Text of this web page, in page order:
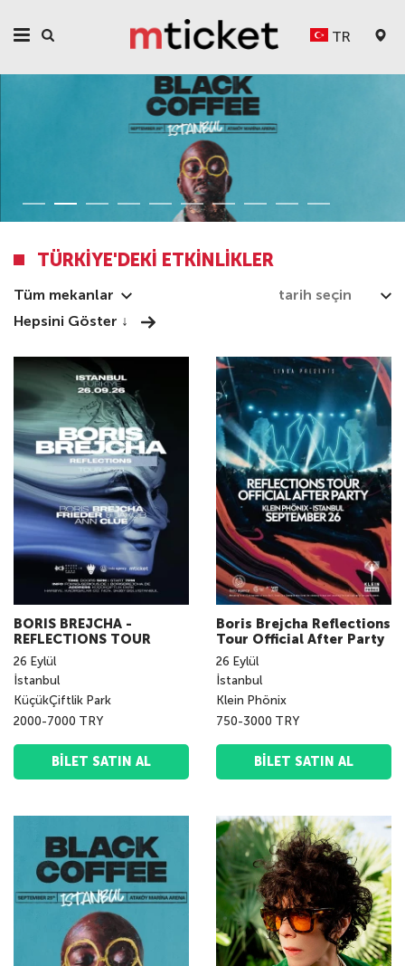
TR
TÜRKIYE'DEKI ETKINLIKLER
Tüm mekanlar
Hepsini Göster ↓
BORIS BREJCHA -
REFLECTIONS TOUR
26 Eylül
İstanbul
KüçükÇiftlik Park
2000-7000 TRY
BILET SATIN AL
Boris Brejcha Reflections
Tour Official After Party
26 Eylül
İstanbul
Klein Phönix
750-3000 TRY
BILET SATIN AL